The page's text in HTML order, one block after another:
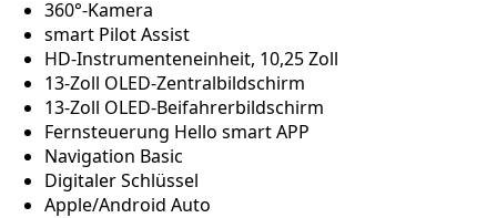
360°-Kamera
smart Pilot Assist
HD-Instrumenteneinheit, 10,25 Zoll
13-Zoll OLED-Zentralbildschirm
13-Zoll OLED-Beifahrerbildschirm
Fernsteuerung Hello smart APP
Navigation Basic
Digitaler Schlüssel
Apple/Android Auto